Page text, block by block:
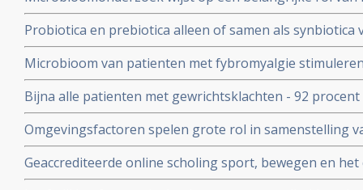
Prikkelbaredarmsyndroom (PDS)
Probiotica en prebiotica alleen of samen als synbiotica
van depressie en angst bij patiënten met een
gebruiken ervan
Microbioom van patienten met fybromyalgie
darmmicrobioom van gezonde mensen vermindert
leven aanzienlijk
Bijna alle patienten met gewrichtsklachten - 92
waarbij reguliere en complementaire middelen worden
Omgevingsfactoren spelen grote rol in samenstelling
darmmicrobiota en heeft grote invloed op onze
Geaccrediteerde online scholing sport, bewegen en
en therapeuten. Data 23 mei 2024 en 4 juni 2024.